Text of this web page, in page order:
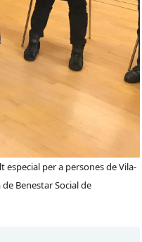
per a persones de Vila-
Benestar Social de